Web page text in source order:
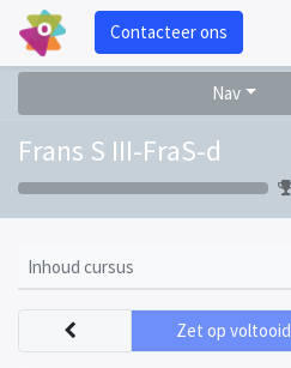
Contacteer ons
Nav
Frans S III-FraS-d
Inhoud cursus
Zet op voltooid